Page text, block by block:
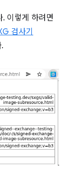
이렇게 하려면
검사기